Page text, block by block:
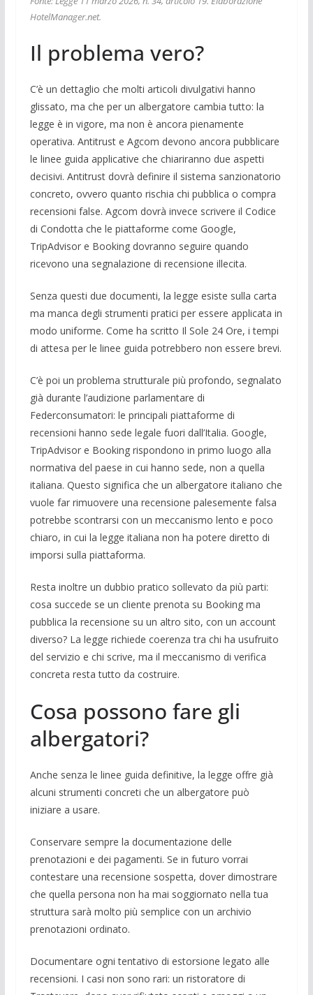
HotelManager.net.
Il problema vero?
C’è un dettaglio che molti articoli divulgativi hanno
glissato, ma che per un albergatore cambia tutto: la
legge è in vigore, ma non è ancora pienamente
operativa. Antitrust e Agcom devono ancora pubblicare
le linee guida applicative che chiariranno due aspetti
decisivi. Antitrust dovrà definire il sistema sanzionatorio
concreto, ovvero quanto rischia chi pubblica o compra
recensioni false. Agcom dovrà invece scrivere il Codice
di Condotta che le piattaforme come Google,
TripAdvisor e Booking dovranno seguire quando
ricevono una segnalazione di recensione illecita.
Senza questi due documenti, la legge esiste sulla carta
ma manca degli strumenti pratici per essere applicata in
modo uniforme. Come ha scritto Il Sole 24 Ore, i tempi
di attesa per le linee guida potrebbero non essere brevi.
C’è poi un problema strutturale più profondo, segnalato
già durante l’audizione parlamentare di
Federconsumatori: le principali piattaforme di
recensioni hanno sede legale fuori dall’Italia. Google,
TripAdvisor e Booking rispondono in primo luogo alla
normativa del paese in cui hanno sede, non a quella
italiana. Questo significa che un albergatore italiano che
vuole far rimuovere una recensione palesemente falsa
potrebbe scontrarsi con un meccanismo lento e poco
chiaro, in cui la legge italiana non ha potere diretto di
imporsi sulla piattaforma.
Resta inoltre un dubbio pratico sollevato da più parti:
cosa succede se un cliente prenota su Booking ma
pubblica la recensione su un altro sito, con un account
diverso? La legge richiede coerenza tra chi ha usufruito
del servizio e chi scrive, ma il meccanismo di verifica
concreta resta tutto da costruire.
Cosa possono fare gli
albergatori?
Anche senza le linee guida definitive, la legge offre già
alcuni strumenti concreti che un albergatore può
iniziare a usare.
Conservare sempre la documentazione delle
prenotazioni e dei pagamenti. Se in futuro vorrai
contestare una recensione sospetta, dover dimostrare
che quella persona non ha mai soggiornato nella tua
struttura sarà molto più semplice con un archivio
prenotazioni ordinato.
Documentare ogni tentativo di estorsione legato alle
recensioni. I casi non sono rari: un ristoratore di